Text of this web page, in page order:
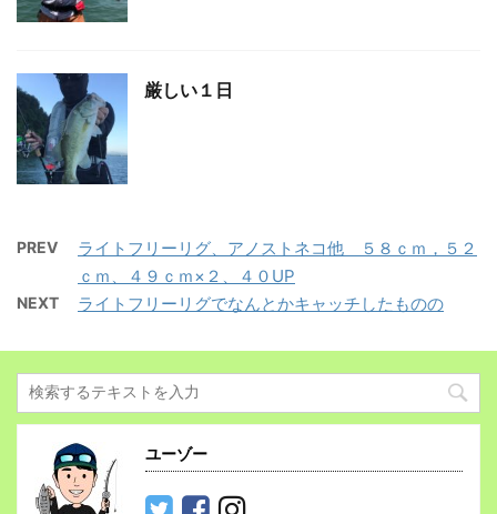
厳しい１日
PREV
ライトフリーリグ、アノストネコ他 ５８ｃｍ，５２
ｃｍ、４９ｃｍ×２、４０UP
NEXT ライトフリーリグでなんとかキャッチしたものの
ユーゾー